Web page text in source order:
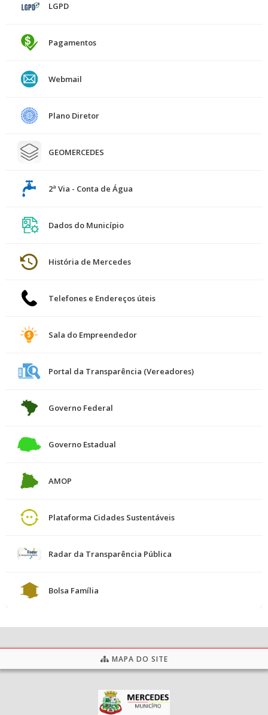
LGPD
Pagamentos
Webmail
Plano Diretor
GEOMERCEDES
2ª Via - Conta de Água
Dados do Município
História de Mercedes
Telefones e Endereços úteis
Sala do Empreendedor
Portal da Transparência (Vereadores)
Governo Federal
Governo Estadual
AMOP
Plataforma Cidades Sustentáveis
Radar da Transparência Pública
Bolsa Família
MAPA DO SITE